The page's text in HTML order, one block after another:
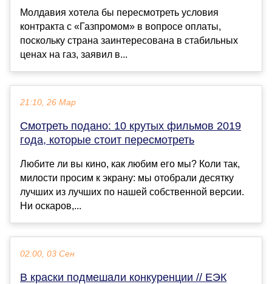
Молдавия хотела бы пересмотреть условия
контракта с «Газпромом» в вопросе оплаты,
поскольку страна заинтересована в стабильных
ценах на газ, заявил в...
21:10, 26 Мар
Смотреть подано: 10 крутых фильмов 2019
года, которые стоит пересмотреть
Любите ли вы кино, как любим его мы? Коли так,
милости просим к экрану: мы отобрали десятку
лучших из лучших по нашей собственной версии.
Ни оскаров,...
02:00, 03 Сен
В краски подмешали конкуренции // ЕЭК